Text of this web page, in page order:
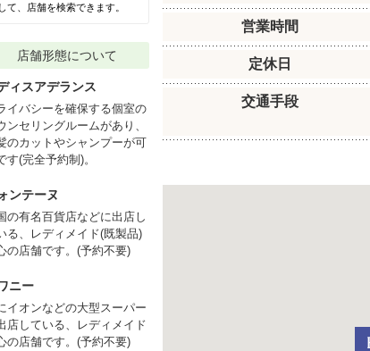
して、店舗を検索できます。
店舗形態について
ィスアデランス
イバシーを確保する個室の
ンセリングルームがあり、
のカットやシャンプーが可
す(完全予約制)。
ンテーヌ
の有名百貨店などに出店し
る、レディメイド(既製品)
の店舗です。(予約不要)
ニー
イオンなどの大型スーパー
店している、レディメイド
の店舗です。(予約不要)
営業時間
定休日
交通手段